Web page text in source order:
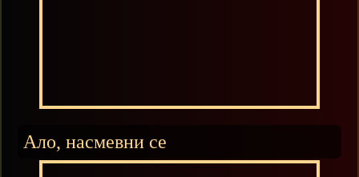
Ало, насмевни се